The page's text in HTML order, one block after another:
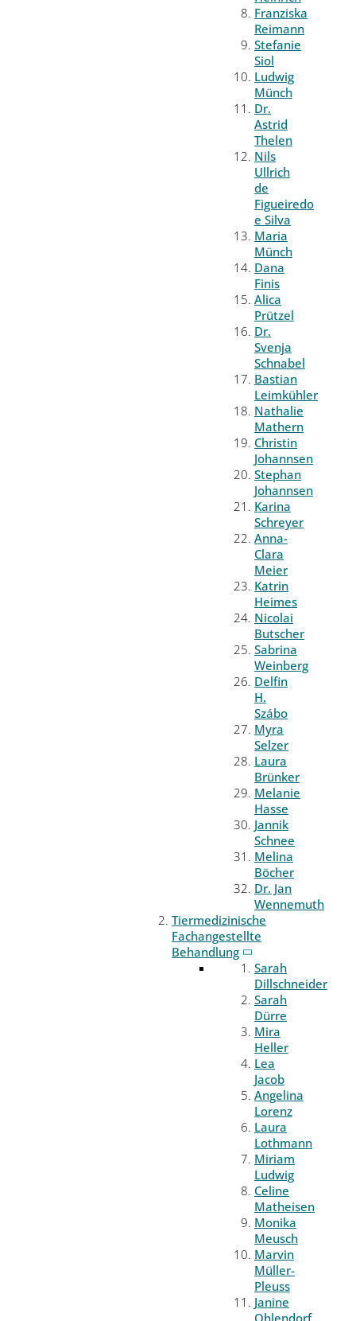
Franziska
Reimann
Stefanie
Siol
Ludwig
Münch
Dr.
Astrid
Thelen
Nils
Ullrich
de
Figueiredo
e Silva
Maria
Münch
Dana
Finis
Alica
Prützel
Dr.
Svenja
Schnabel
Bastian
Leimkühler
Nathalie
Mathern
Christin
Johannsen
Stephan
Johannsen
Karina
Schreyer
Anna-
Clara
Meier
Katrin
Heimes
Nicolai
Butscher
Sabrina
Weinberg
Delfin
H.
Szábo
Myra
Selzer
Laura
Brünker
Melanie
Hasse
Jannik
Schnee
Melina
Böcher
Dr. Jan
Wennemuth
Tiermedizinische
Fachangestellte
Behandlung
Sarah
Dillschneider
Sarah
Dürre
Mira
Heller
Lea
Jacob
Angelina
Lorenz
Laura
Lothmann
Miriam
Ludwig
Celine
Matheisen
Monika
Meusch
Marvin
Müller-
Pleuss
Janine
Ohlendorf